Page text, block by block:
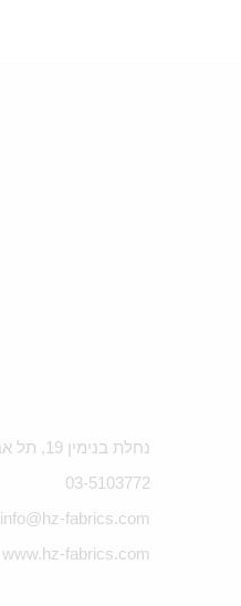
נחלת בנימין 19, תל אביב
03-5103772
info@hz-fabrics.com
www.hz-fabrics.com